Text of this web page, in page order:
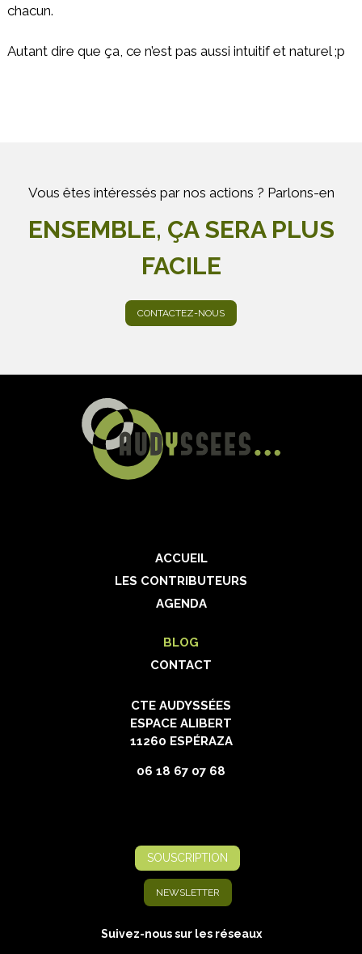
chacun.
Autant dire que ça, ce n’est pas aussi intuitif et naturel ;p
Vous êtes intéressés par nos actions ? Parlons-en
ENSEMBLE, ÇA SERA PLUS
FACILE
CONTACTEZ-NOUS
ACCUEIL
LES CONTRIBUTEURS
AGENDA
BLOG
CONTACT
CTE AUDYSSÉES
ESPACE ALIBERT
11260 ESPÉRAZA
06 18 67 07 68
SOUSCRIPTION
NEWSLETTER
Suivez-nous sur les réseaux